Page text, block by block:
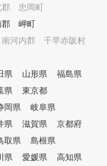
郡 忠岡町
郡 岬町
南河内郡 千早赤阪村
県 山形県
福島県
県
東京都
岡県
岐阜県
県 滋賀県
京都府
取県
島根県
県 愛媛県
高知県